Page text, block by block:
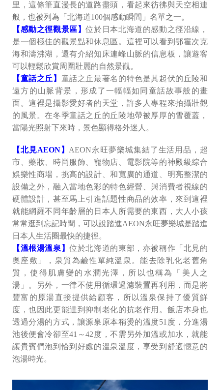
里，這條筆直漫長的道路盡頭，看起來彷彿與天空相連
般，也被列為「北海道100個感動瞬間」名單之一。
【感動之徑觀景區】位於日本北海道的感動之徑沿線，
是一個極佳的觀景點和休息區。這裡可以看到鄂霍次克
海和濤沸湖，還有介紹知床連峰山脈的信息板，讓遊客
可以輕鬆欣賞周圍壯麗的自然景觀。
【童話之丘】 童話之丘最著名的特色是其起伏的丘陵和
遠方的山脈背景，形成了一幅幅如同童話故事般的畫
面。這裡是攝影愛好者的天堂，許多人專程來拍攝壯觀
的風景。在冬季童話之丘的丘陵地帶被厚厚的雪覆蓋，
當陽光照射下來時，景色顯得格外迷人。
【北見AEON】 AEON永旺夢樂城集結了生活用品，超
市、藥妝、時尚服飾、寵物店、電影院等的神殿級綜合
娛樂性商場，挑高的設計、和寬廣的通道、明亮整潔的
設備之外，融入當地色彩的特色經營、與消費者視線的
硬體設計，甚至馬上引進話題性商品的效率，來到這裡
就能網羅不同年齡層的日本人所需要的東西，大人小孩
常常逛到忘記時間，可以說踏進AEON永旺夢樂城是踏進
日本人生活圈最快的捷徑。
【溫根湯溫泉】位於北海道的東部，亦被稱作「北見的
奧座敷」，泉質為鹼性單純溫泉。能去除乳化老舊角
質，使得肌膚變的水潤光澤，所以也稱為「美人之
湯」。另外，一律不使用循環過濾裝置再利用，而是將
豐富的原湯直接提供給顧客，所以溫泉保持了優質鮮
度，也因此更能達到抑制老化的抗老作用。飯店本身也
透過分湯的方式，讓源泉原本稍燙的溫度51度，分進湯
池後便會冷卻至41～42度，不需另外加溫或加水，就能
讓貴賓們泡到恰到好處的溫泉溫度，享受到舒適愜意的
泡湯時光。